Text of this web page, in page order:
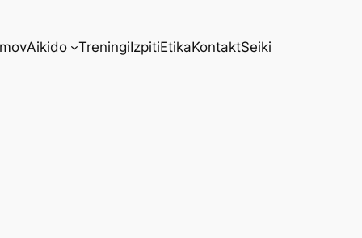
Aikido TreningiIzpitiEtikaKontaktSeiki